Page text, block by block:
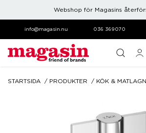
Webshop för Magasins
info@magasin.nu 036 369070
STARTSIDA PRODUKTER KÖK &